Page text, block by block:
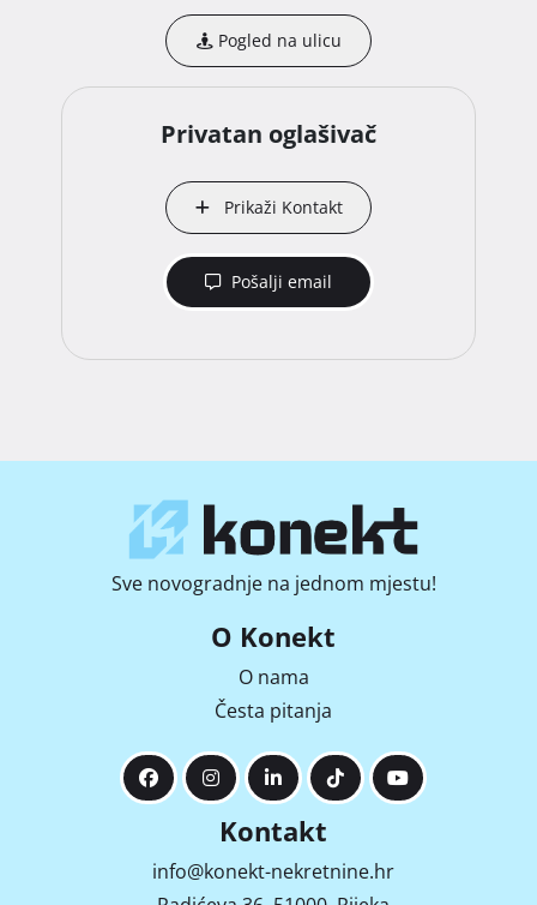
Pogled na ulicu
Privatan oglašivač
Prikaži Kontakt
Pošalji email
Sve novogradnje na jednom mjestu!
O Konekt
O nama
Česta pitanja
Kontakt
info@konekt-nekretnine.hr